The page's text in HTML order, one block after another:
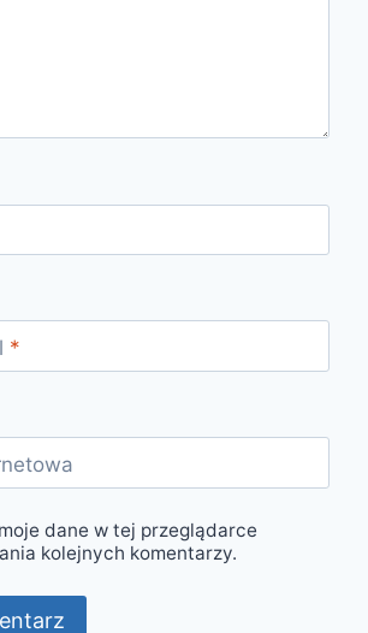
*
dane w tej przeglądarce
kolejnych komentarzy.